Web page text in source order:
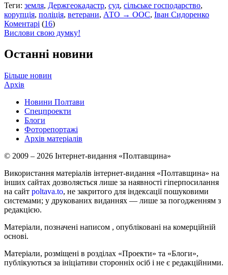
Теги: земля, Держгеокадастр, суд, сільське господарство,
корупція, поліція, ветерани, АТО → ООС, Іван Сидоренко
Коментарі (16)
Вислови свою думку!
Останні новини
Більше новин
Архів
Новини Полтави
Спецпроекти
Блоги
Фоторепортажі
Архів матеріалів
© 2009 – 2026 Інтернет-видання «Полтавщина»
Використання матеріалів інтернет-видання «Полтавщина» на
інших сайтах дозволяється лише за наявності гіперпосилання
на сайт poltava.to, не закритого для індексації пошуковими
системами; у друкованих виданнях — лише за погодженням з
редакцією.
Матеріали, позначені написом , опубліковані на комерційній
основі.
Матеріали, розміщені в розділах «Проекти» та «Блоги»,
публікуються за ініціативи сторонніх осіб і не є редакційними.